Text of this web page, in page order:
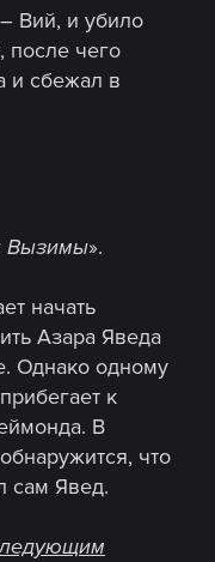
Вий, и убило
после чего
и сбежал в
Вызимы».
начать
Азара Яведа
Однако одному
к
В
что
сам Явед.